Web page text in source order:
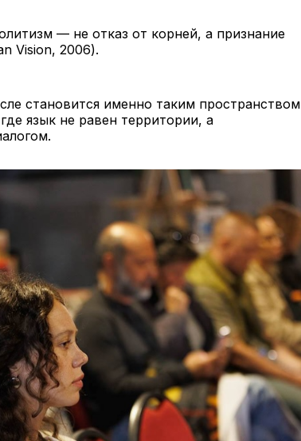
— не отказ от корней, а признание
Vision, 2006).
становится именно таким пространством
язык не равен территории, а